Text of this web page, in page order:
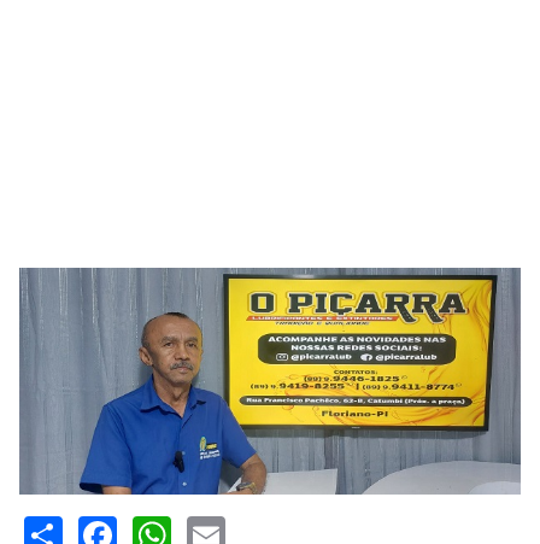
ShareFacebook
WhatsApp